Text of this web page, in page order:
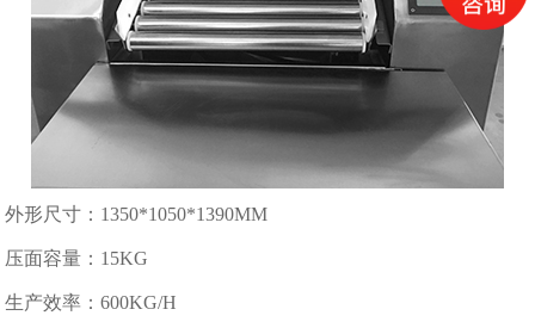
外形尺寸：1350*1050*1390MM
压面容量：15KG
生产效率：600KG/H